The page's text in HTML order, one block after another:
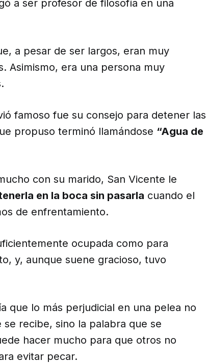
a ser profesor de filosofía en una
a pesar de ser largos, eran muy
Asimismo, era una persona muy
famoso fue su consejo para detener las
propuso terminó llamándose “Agua de
con su marido, San Vicente le
en la boca sin pasarla cuando el
de enfrentamiento.
ocupada como para
y, aunque suene gracioso, tuvo
que lo más perjudicial en una pelea no
recibe, sino la palabra que se
hacer mucho para que otros no
evitar pecar.